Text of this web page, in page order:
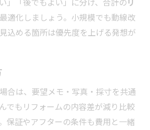
」「後でもよい」に分け、合計のリ
適化しましょう。小規模でも動線改
込める箇所は優先度を上げる発想が
合は、要望メモ・写真・採寸を共通
でもリフォームの内容差が減り比較
保証やアフターの条件も費用と一緒